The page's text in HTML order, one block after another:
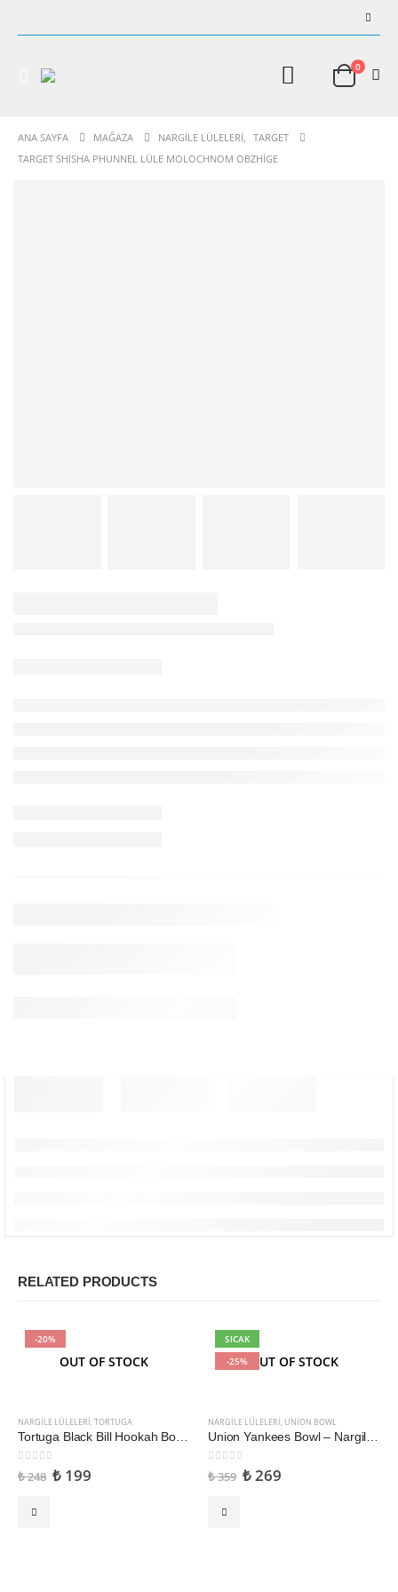
0
ANA SAYFA MAĞAZA NARGILE LÜLELERI, TARGET
TARGET SHISHA PHUNNEL LÜLE MOLOCHNOM OBZHIGE
RELATED PRODUCTS
-20%
OUT OF STOCK
NARGILE LÜLELERI,TORTUGA
Tortuga Black Bill Hookah Bowl Nargile Lülesi
0 5 üzerinden
₺248 ₺199
SICAK
-25%
OUT OF STOCK
NARGILE LÜLELERI, UNION BOWL
Union Yankees Bowl – Nargile Lülesi
0 5 üzerinden
₺359 ₺269